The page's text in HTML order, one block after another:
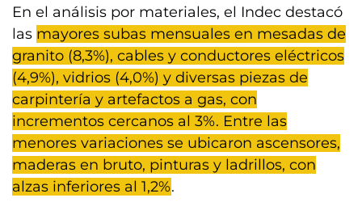
En el análisis por materiales, el Indec destacó
las mayores subas mensuales en mesadas de
granito (8,3%), cables y conductores eléctricos
(4,9%), vidrios (4,0%) y diversas piezas de
carpintería y artefactos a gas, con
incrementos cercanos al 3%. Entre las
menores variaciones se ubicaron ascensores,
maderas en bruto, pinturas y ladrillos, con
alzas inferiores al 1,2%.